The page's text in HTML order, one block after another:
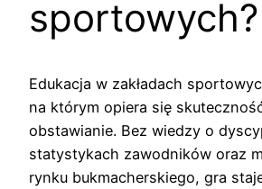
sportowych?
Edukacja w zakładach
na którym opiera się
obstawianie. Bez wiedzy o
statystykach zawodników oraz
rynku bukmacherskiego, gra